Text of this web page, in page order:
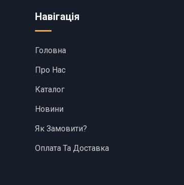
Навігація
Головна
Про Нас
Каталог
Новини
Як Замовити?
Оплата Та Доставка